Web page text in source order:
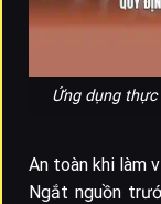
Ứng dụng
An toàn khi làm
Ngắt nguồn